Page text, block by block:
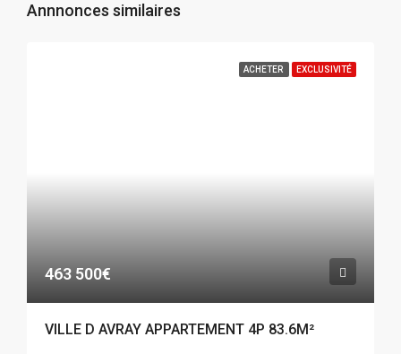
Annnonces similaires
ACHETER EXCLUSIVITÉ
463 500€
VILLE D AVRAY APPARTEMENT 4P 83.6M²